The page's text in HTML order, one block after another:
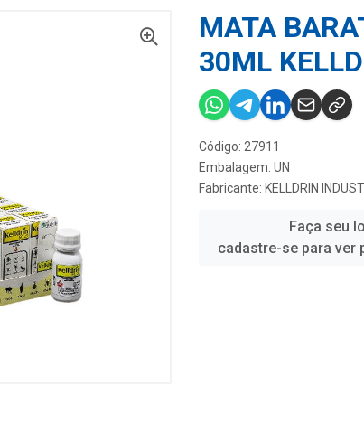
MATA
30ML
Código: 27911
Embalagem: UN
Fabricante: KELLDRIN
Faça seu
cadastre-se para ver